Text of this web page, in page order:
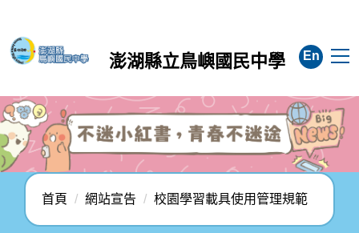
主
容
區
澎湖縣立鳥嶼國民中學 En
首頁 網站宣告 校園學習載具使用管理規範